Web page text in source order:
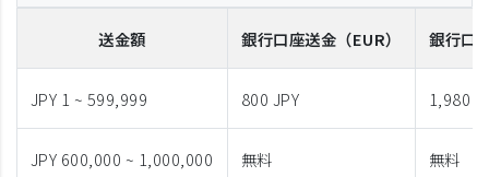
送金額 銀行口座送金 （EUR） 銀行口
JPY 1 ~ 599,999 800 JPY 1,980
JPY 600,000 ~ 1,000,000 無料 無料